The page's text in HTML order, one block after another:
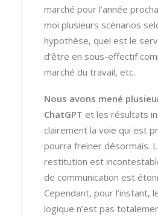
marché pour l’année
moi plusieurs scénarios
hypothèse, quel est le
d’être en sous-effectif
marché du travail, etc.
Nous avons mené
ChatGPT et les résultats
clairement la voie qui est
pourra freiner désormais.
restitution est
de communication est
Cependant, pour l’instant,
logique n’est pas